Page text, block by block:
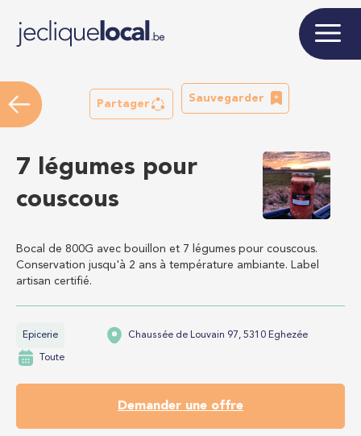
Partager
Sauvegarder
7 légumes pour
couscous
Bocal de 800G avec bouillon et 7 légumes pour couscous.
Conservation jusqu'à 2 ans à température ambiante. Label
artisan certifié.
Epicerie Chaussée de Louvain 97, 5310 Eghezée
Toute
Demander une offre